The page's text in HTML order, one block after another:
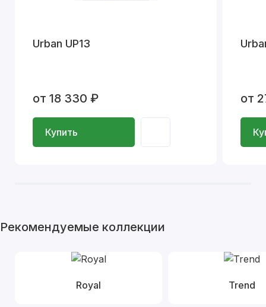
Urban UP13
от 18 330 ₽
Купить
от
Рекомендуемые коллекции
Royal Trend